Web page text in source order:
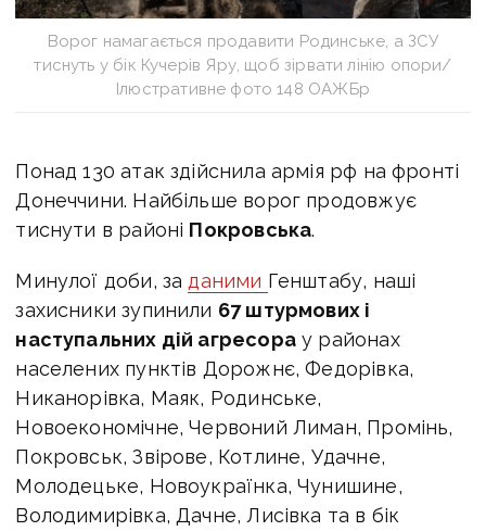
Ворог намагається продавити Родинське, а ЗСУ
тиснуть у бік Кучерів Яру, щоб зірвати лінію опори/
Ілюстративне фото 148 ОАЖБр
Понад 130 атак здійснила армія рф на фронті
Донеччини. Найбільше ворог продовжує
тиснути в районі Покровська.
Минулої доби, за даними Генштабу, наші
захисники зупинили 67 штурмових і
наступальних дій агресорау районах
населених пунктів Дорожнє, Федорівка,
Никанорівка, Маяк, Родинське,
Новоекономічне, Червоний Лиман, Промінь,
Покровськ, Звірове, Котлине, Удачне,
Молодецьке, Новоукраїнка, Чунишине,
Володимирівка, Дачне, Лисівка та в бік